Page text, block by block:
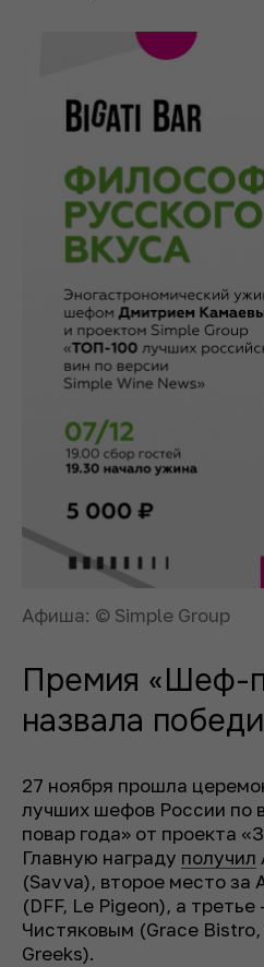
Афиша: © Simple Group
Премия «Шеф-
назвала
27 ноября прошла
лучших шефов России по
повар года» от проекта
Главную награду получил
(Savva), второе место за
(DFF, Le Pigeon), а
Чистяковым (Grace
Greeks).